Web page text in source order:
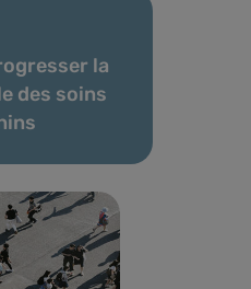
la
des soins